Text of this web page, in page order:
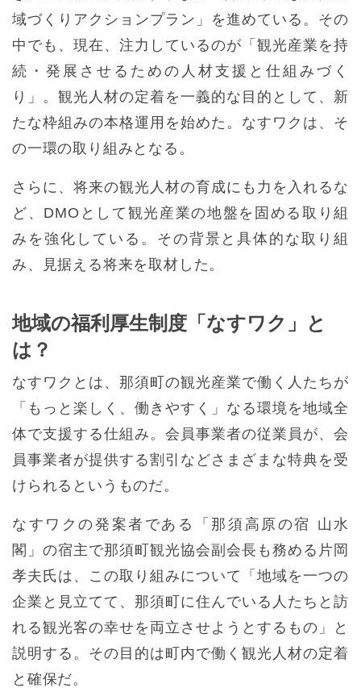
域づくりアクションプラン」を進めている。その
中でも、現在、注力しているのが「観光産業を持
続・発展させるための人材支援と仕組みづく
り」。観光人材の定着を一義的な目的として、新
たな枠組みの本格運用を始めた。なすワクは、そ
の一環の取り組みとなる。
さらに、将来の観光人材の育成にも力を入れるな
ど、DMOとして観光産業の地盤を固める取り組
みを強化している。その背景と具体的な取り組
み、見据える将来を取材した。
地域の福利厚生制度「なすワク」と
は？
なすワクとは、那須町の観光産業で働く人たちが
「もっと楽しく、働きやすく」なる環境を地域全
体で支援する仕組み。会員事業者の従業員が、会
員事業者が提供する割引などさまざまな特典を受
けられるというものだ。
なすワクの発案者である「那須高原の宿 山水
閣」の宿主で那須町観光協会副会長も務める片岡
孝夫氏は、この取り組みについて「地域を一つの
企業と見立てて、那須町に住んでいる人たちと訪
れる観光客の幸せを両立させようとするもの」と
説明する。その目的は町内で働く観光人材の定着
と確保だ。